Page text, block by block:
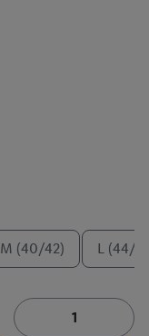
M (40/42) L (44/